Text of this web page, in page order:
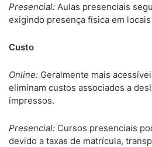
Presencial: Aulas presenciais
exigindo presença física em
Custo
Online: Geralmente mais
eliminam custos associados a
impressos.
Presencial: Cursos presenciais
devido a taxas de matrícula,